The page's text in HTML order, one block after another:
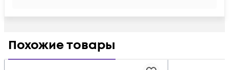
Похожие товары